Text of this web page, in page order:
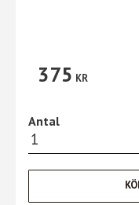
375 KR
Antal